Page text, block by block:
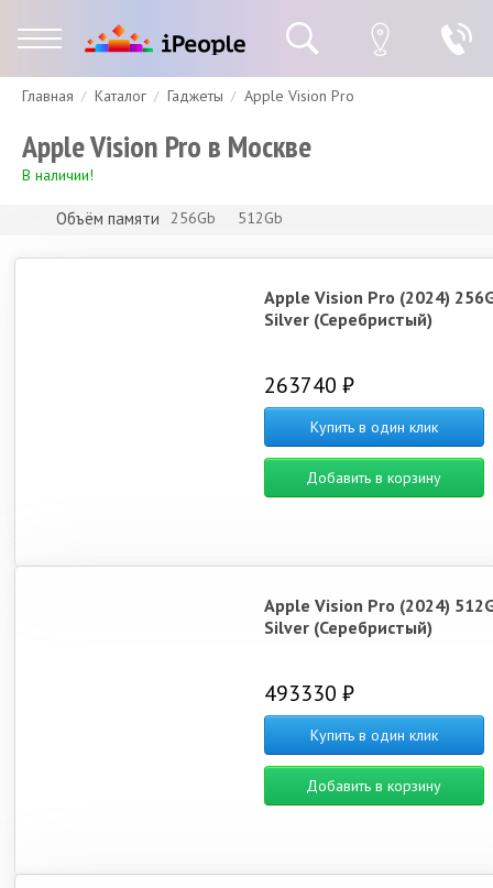
Гарантия Доставка и оплата Спецпредложения
Главная Каталог Гаджеты Apple Vision Pro
Apple Vision Pro в Москве
В наличии!
Объём памяти 256Gb 512Gb
Apple Vision Pro (2024)
Silver (Серебристый)
263740 ₽
Купить в один клик
Добавить в корзину
Apple Vision Pro (2024)
Silver (Серебристый)
493330 ₽
Купить в один клик
Добавить в корзину